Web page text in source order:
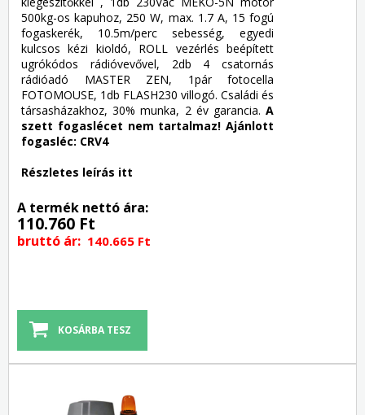
500kg-os kapuhoz, 250 W, max. 1.7 A, 15 fogú
fogaskerék, 10.5m/perc sebesség, egyedi
kulcsos kézi kioldó, ROLL vezérlés beépített
ugrókódos rádióvevővel, 2db 4 csatornás
rádióadó MASTER ZEN, 1pár fotocella
FOTOMOUSE, 1db FLASH230 villogó. Családi és
társasházakhoz, 30% munka, 2 év garancia. A
szett fogaslécet nem tartalmaz! Ajánlott
fogasléc: CRV4
Részletes leírás itt
A termék nettó ára:
110.760 Ft
bruttó ár: 140.665 Ft